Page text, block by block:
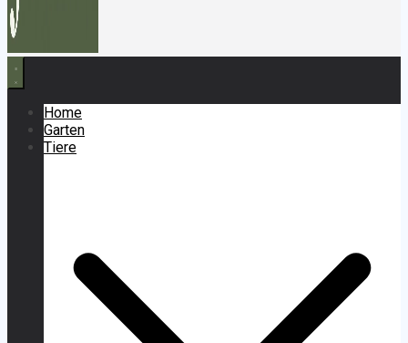
Home
Garten
Tiere